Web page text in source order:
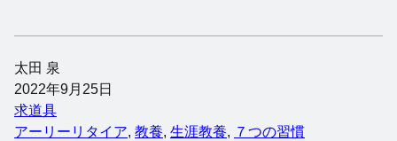
太田 泉
2022年9月25日
求道具
アーリーリタイア, 教養, 生涯教養, ７つの習慣